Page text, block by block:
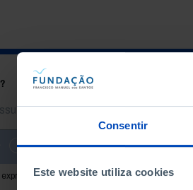
Consentir
Este website utiliza cookies
coloque-a entre aspas